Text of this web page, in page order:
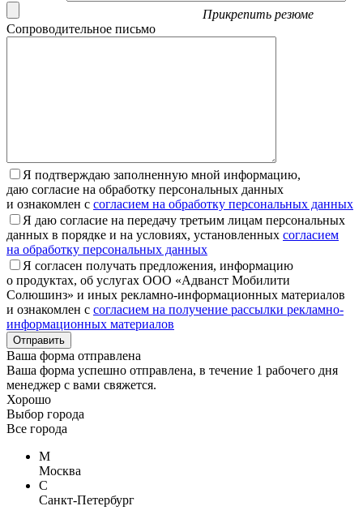
Прикрепить резюме
Сопроводительное письмо
Я подтверждаю заполненную мной информацию,
даю согласие на обработку персональных данных
и ознакомлен с согласием на обработку персональных данных
Я даю согласие на передачу третьим лицам персональных
данных в порядке и на условиях, установленных согласием
на обработку персональных данных
Я согласен получать предложения, информацию
о продуктах, об услугах ООО «Адванст Мобилити
Солюшинз» и иных рекламно-информационных материалов
и ознакомлен с согласием на получение рассылки рекламно-
информационных материалов
Отправить
Ваша форма отправлена
Ваша форма успешно отправлена, в течение 1 рабочего дня
менеджер с вами свяжется.
Хорошо
Выбор города
Все города
М
Москва
С
Санкт-Петербург